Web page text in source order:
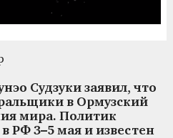
Судзуки заявил, что
в Ормузский
мира. Политик
РФ 3–5 мая и известен